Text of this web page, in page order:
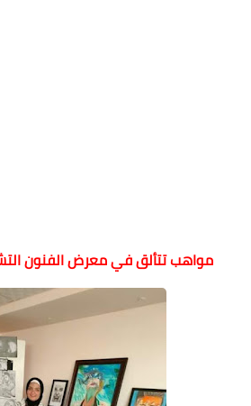
مواهب تتألق في معرض الفنون